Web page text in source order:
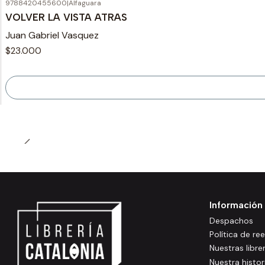
Agotado
9788420455600|Alfaguara
VOLVER LA VISTA ATRAS
Juan Gabriel Vasquez
$23.000
Información
Despachos
Política de
Nuestras
Nuestra